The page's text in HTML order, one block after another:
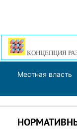
КОНЦЕПЦИЯ
Местная власть